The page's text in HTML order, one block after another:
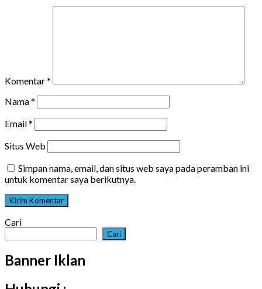
Komentar*
Nama*
Email*
Situs Web
Simpan nama, email, dan situs web saya pada peramban ini
untuk komentar saya berikutnya.
Cari
Cari
Banner Iklan